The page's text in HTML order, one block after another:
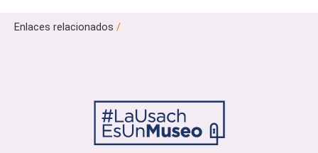
Enlaces relacionados /